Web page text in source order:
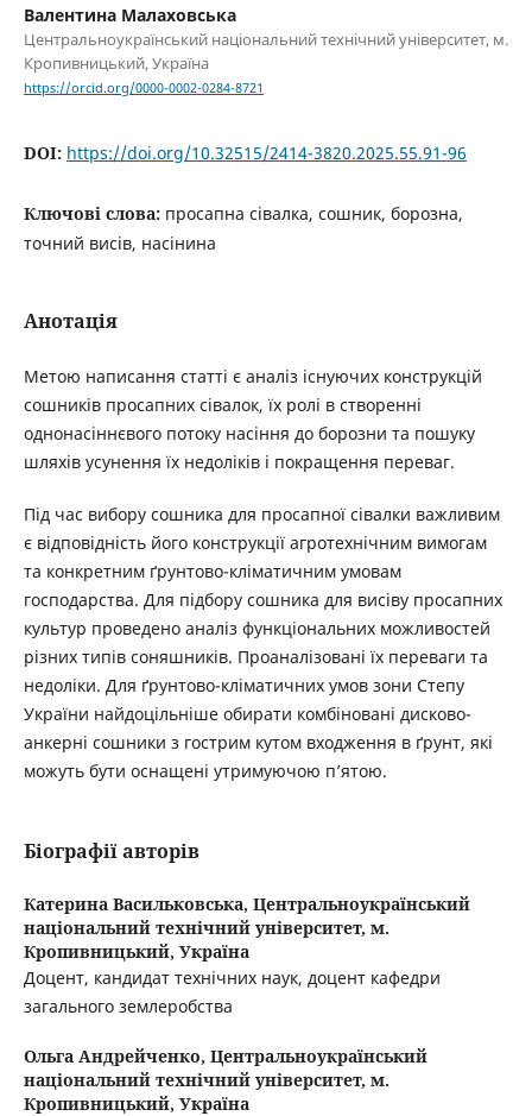
Валентина Малаховська
Центральноукраїнський національний технічний університет, м.
Кропивницький, Україна
https://orcid.org/0000-0002-0284-8721
DOI: https://doi.org/10.32515/2414-3820.2025.55.91-96
Ключові слова: просапна сівалка, сошник, борозна,
точний висів, насінина
Анотація
Метою написання статті є аналіз існуючих конструкцій
сошників просапних сівалок, їх ролі в створенні
однонасіннєвого потоку насіння до борозни та пошуку
шляхів усунення їх недоліків і покращення переваг.
Під час вибору сошника для просапної сівалки важливим
є відповідність його конструкції агротехнічним вимогам
та конкретним ґрунтово-кліматичним умовам
господарства. Для підбору сошника для висіву просапних
культур проведено аналіз функціональних можливостей
різних типів соняшників. Проаналізовані їх переваги та
недоліки. Для ґрунтово-кліматичних умов зони Степу
України найдоцільніше обирати комбіновані дисково-
анкерні сошники з гострим кутом входження в ґрунт, які
можуть бути оснащені утримуючою п’ятою.
Біографії авторів
Катерина Васильковська, Центральноукраїнський
національний технічний університет, м.
Кропивницький, Україна
Доцент, кандидат технічних наук, доцент кафедри
загального землеробства
Ольга Андрейченко, Центральноукраїнський
національний технічний університет, м.
Кропивницький, Україна